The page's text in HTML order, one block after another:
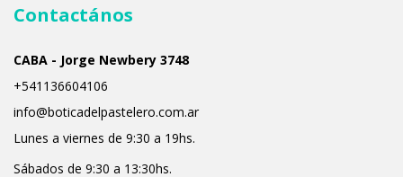
Contactános
CABA - Jorge Newbery 3748
+541136604106
info@boticadelpastelero.com.ar
Lunes a viernes de 9:30 a 19hs.
Sábados de 9:30 a 13:30hs.